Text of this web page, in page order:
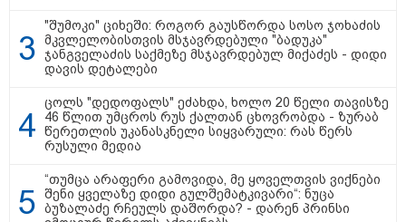
მესამედ: საბოტაჟი, ტექნიკური
ხარვეზი თუ
არაპროფესიონალიზმი?! -
ჩაკეტილი „პოლიტიკური
სამკუთხედი“ - კულუარული
თამაშები, რომლებიც დიდი
„ოქტომბრისთვის საქართველოს
"შუმოკი" ციხეში: როგორ გაუსწორდა სოსო ჯოხაძის
მკვლელობისთვის მსჯავრდებული "ბადუკა"
ჯანგველაძის საქმეზე მსჯავრდებულ მიქაძეს - დიდი
დავის დეტალები
ცოლს "დედოფალს" ეძახდა, ხოლო 20 წელი თავისზე
46 წლით უმცროს რუს ქალთან ცხოვრობდა - ზურაბ
წერეთლის უკანასკნელი სიყვარული: რას წერს
რუსული მედია
“თუმცა არაფერი გამოვიდა, მე ყოველთვის ვიქნები
შენი ყველაზე დიდი გულშემატკივარი“: ნუცა
ბუზალაძე რჩეულს დაშორდა? - დარენ პრინსი